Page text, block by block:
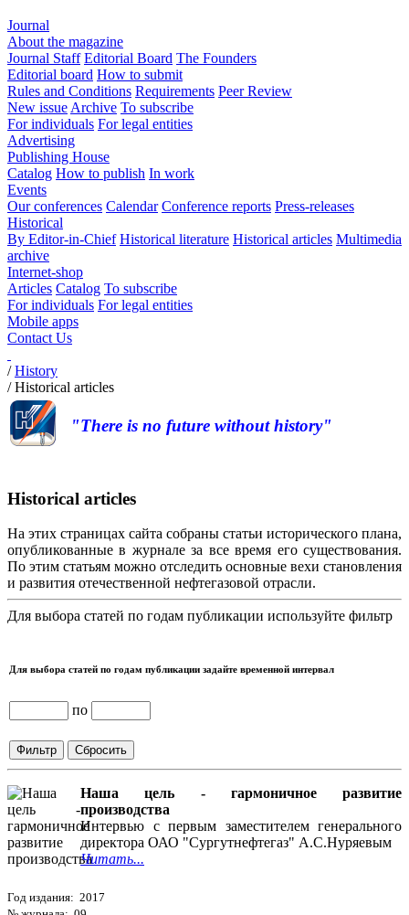
Journal
About the magazine
Journal Staff Editorial Board The Founders
Editorial board How to submit
Rules and Conditions Requirements Peer Review
New issue Archive To subscribe
For individuals For legal entities
Advertising
Publishing House
Catalog How to publish In work
Events
Our conferences Calendar Conference reports Press-releases
Historical
By Editor-in-Chief Historical literature Historical articles Multimedia
archive
Internet-shop
Articles Catalog To subscribe
For individuals For legal entities
Mobile apps
Contact Us
/History
/Historical articles
"There is no future without history"
Historical articles
На этих страницах сайта собраны статьи исторического плана,
опубликованные в журнале за все время его существования.
По этим статьям можно отследить основные вехи становления
и развития отечественной нефтегазовой отрасли.
Для выбора статей по годам публикации используйте фильтр
Для выбора статей по годам публикации задайте временной интервал
по
Наша цель - гармоничное развитие
производства
Интервью с первым заместителем генерального
директора ОАО "Сургутнефтегаз" А.С.Нуряевым
Читать...
Год издания: 2017